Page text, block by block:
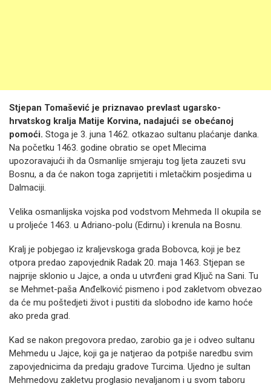
Stjepan Tomašević je priznavao prevlast ugarsko-
hrvatskog kralja Matije Korvina, nadajući se obećanoj
pomoći. Stoga je 3. juna 1462. otkazao sultanu plaćanje danka.
Na početku 1463. godine obratio se opet Mlecima
upozoravajući ih da Osmanlije smjeraju tog ljeta zauzeti svu
Bosnu, a da će nakon toga zaprijetiti i mletačkim posjedima u
Dalmaciji.
Velika osmanlijska vojska pod vodstvom Mehmeda II okupila se
u proljeće 1463. u Adriano-polu (Edirnu) i krenula na Bosnu.
Kralj je pobjegao iz kraljevskoga grada Bobovca, koji je bez
otpora predao zapovjednik Radak 20. maja 1463. Stjepan se
najprije sklonio u Jajce, a onda u utvrđeni grad Ključ na Sani. Tu
se Mehmet-paša Anđelković pismeno i pod zakletvom obvezao
da će mu poštedjeti život i pustiti da slobodno ide kamo hoće
ako preda grad.
Kad se nakon pregovora predao, zarobio ga je i odveo sultanu
Mehmedu u Jajce, koji ga je natjerao da potpiše naredbu svim
zapovjednicima da predaju gradove Turcima. Ujedno je sultan
Mehmedovu zakletvu proglasio nevaljanom i u svom taboru